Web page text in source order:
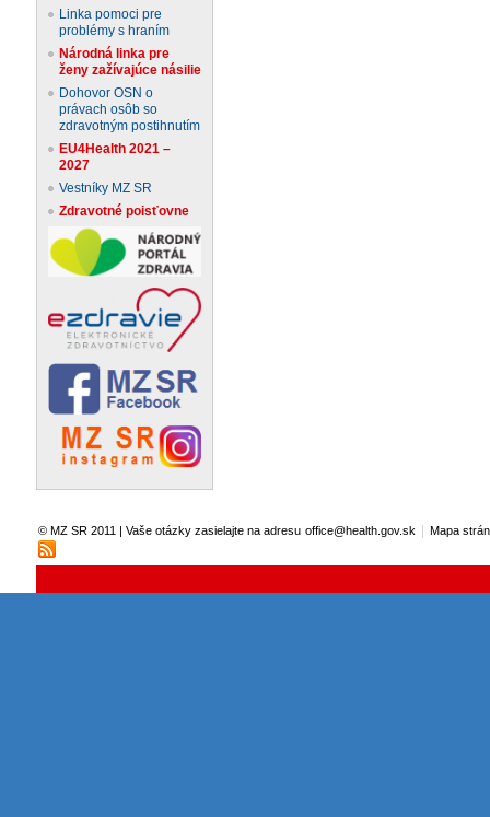
Linka pomoci pre
problémy s hraním
Národná linka pre
ženy zažívajúce násilie
Dohovor OSN o
právach osôb so
zdravotným postihnutím
EU4Health 2021 –
2027
Vestníky MZ SR
Zdravotné poisťovne
© MZ SR 2011 | Vaše otázky zasielajte na adresu office@health.gov.sk Mapa